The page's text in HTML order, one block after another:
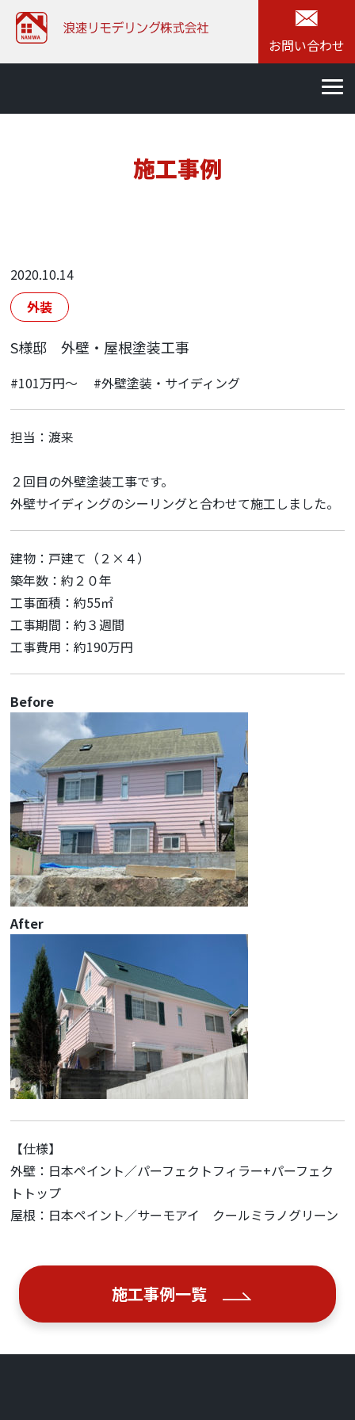
お問い合わせ
施工事例
2020.10.14
外装
S様邸 外壁・屋根塗装工事
#101万円～ #外壁塗装・サイディング
担当：渡来
２回目の外壁塗装工事です。
外壁サイディングのシーリングと合わせて施工しました。
建物：戸建て（２×４）
築年数：約２０年
工事面積：約55㎡
工事期間：約３週間
工事費用：約190万円
Before
After
【仕様】
外壁：日本ペイント／パーフェクトフィラー+パーフェク
トトップ
屋根：日本ペイント／サーモアイ クールミラノグリーン
施工事例一覧